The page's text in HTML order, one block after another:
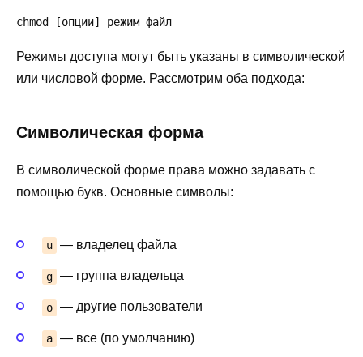
chmod [опции] режим файл
Режимы доступа могут быть указаны в символической
или числовой форме. Рассмотрим оба подхода:
Символическая форма
В символической форме права можно задавать с
помощью букв. Основные символы:
u — владелец файла
g — группа владельца
o — другие пользователи
a — все (по умолчанию)